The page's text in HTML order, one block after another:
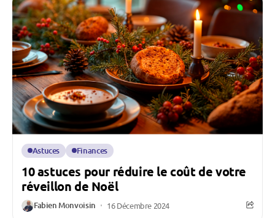
Astuces Finances
10 astuces pour réduire le coût de votre
réveillon de Noël
Fabien Monvoisin 16 Décembre 2024